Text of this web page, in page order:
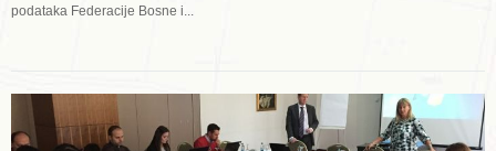
podataka Federacije Bosne i...